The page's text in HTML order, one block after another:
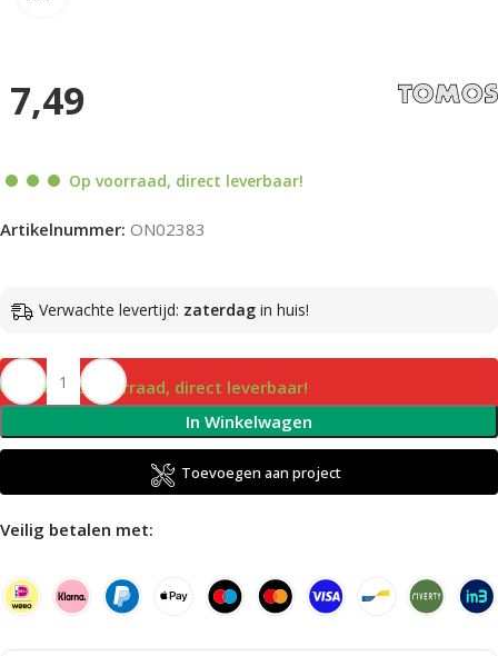
7,49
Op voorraad, direct leverbaar!
Artikelnummer: ON02383
Verwachte levertijd: zaterdag in huis!
Op voorraad, direct leverbaar!
In Winkelwagen
Toevoegen aan project
Veilig betalen met: